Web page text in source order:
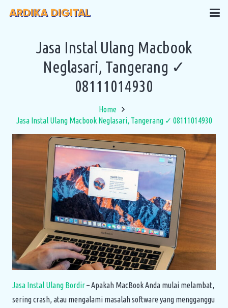
Jasa Instal Ulang Macbook
Neglasari, Tangerang ✓
08111014930
Home
Jasa Instal Ulang Macbook Neglasari, Tangerang ✓ 08111014930
Jasa Instal Ulang Bordir– Apakah MacBook Anda mulai melambat,
sering crash, atau mengalami masalah software yang mengganggu